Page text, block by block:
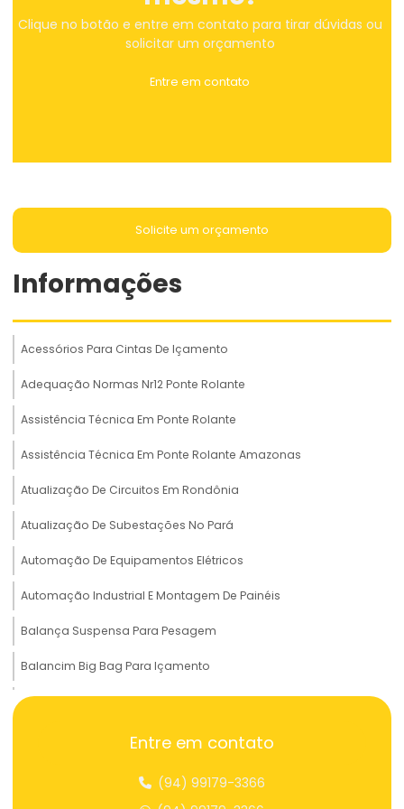
Clique no botão e entre em contato para tirar dúvidas ou
solicitar um orçamento
Entre em contato
Solicite um orçamento
Informações
Acessórios Para Cintas De Içamento
Adequação Normas Nr12 Ponte Rolante
Assistência Técnica Em Ponte Rolante
Assistência Técnica Em Ponte Rolante Amazonas
Atualização De Circuitos Em Rondônia
Atualização De Subestações No Pará
Automação De Equipamentos Elétricos
Automação Industrial E Montagem De Painéis
Balança Suspensa Para Pesagem
Balancim Big Bag Para Içamento
Balancim Cruzado Para Transportes Em Tocantins
Balancim Travessão A Para Carga
Entre em contato
(94) 99179-3366